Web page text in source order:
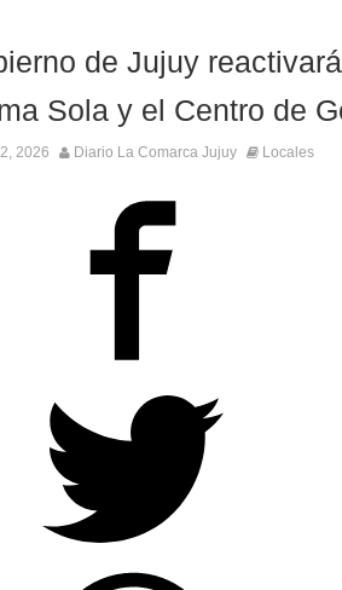
de Jujuy
Sola y el Centro de
2026 Diario La Comarca Jujuy Locales